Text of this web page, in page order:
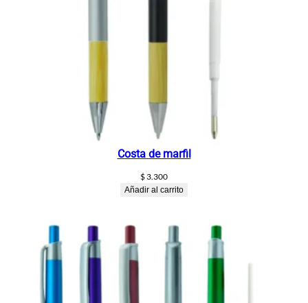
Costa de marfil
$3.300
Añadir al carrito